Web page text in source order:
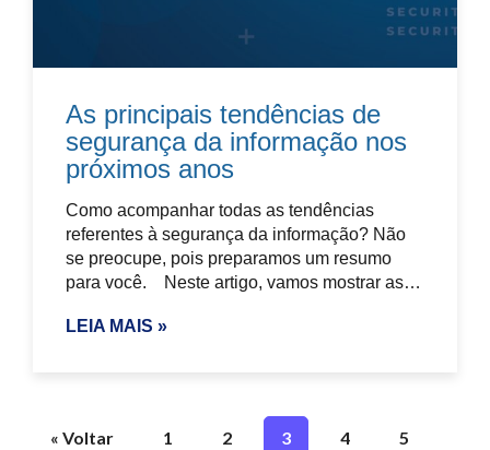
As principais tendências de
segurança da informação nos
próximos anos
Como acompanhar todas as tendências
referentes à segurança da informação? Não
se preocupe, pois preparamos um resumo
para você. Neste artigo, vamos mostrar as…
LEIA MAIS »
« Voltar 1 2 3 4 5